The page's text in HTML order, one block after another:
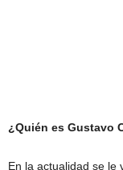
¿Quién es Gustavo
En la actualidad se le